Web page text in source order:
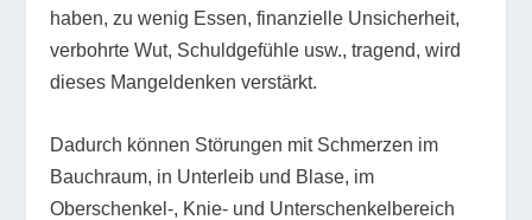
haben, zu wenig Essen, finanzielle Unsicherheit,
verbohrte Wut, Schuldgefühle usw., tragend, wird
dieses Mangeldenken verstärkt.
Dadurch können Störungen mit Schmerzen im
Bauchraum, in Unterleib und Blase, im
Oberschenkel-, Knie- und Unterschenkelbereich